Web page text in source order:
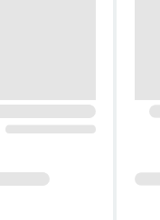
از تغییرات
وارد می‌کند.
کنار بیاید